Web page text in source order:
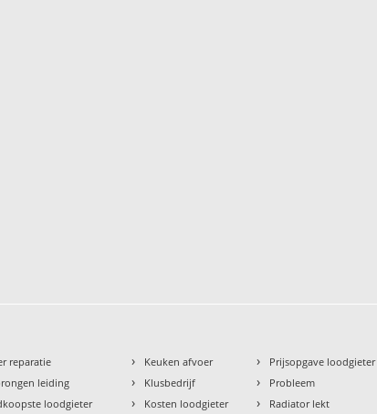
reparatie
leiding
loodgieter
› Keuken afvoer
› Klusbedrijf
› Kosten loodgieter
› Prijsopgave loodgieter
› Probleem
› Radiator lekt